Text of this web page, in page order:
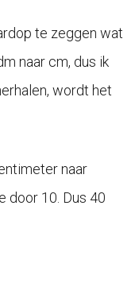
te zeggen wat
naar cm, dus ik
wordt het
naar
door 10. Dus 40